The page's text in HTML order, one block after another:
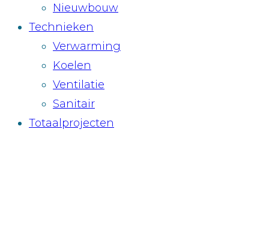
Nieuwbouw
Technieken
Verwarming
Koelen
Ventilatie
Sanitair
Totaalprojecten